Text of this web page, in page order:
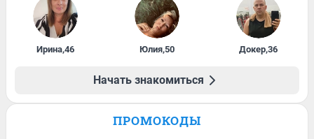
Ирина,46 Юлия,50 Докер,36
Начать знакомиться
ПРОМОКОДЫ